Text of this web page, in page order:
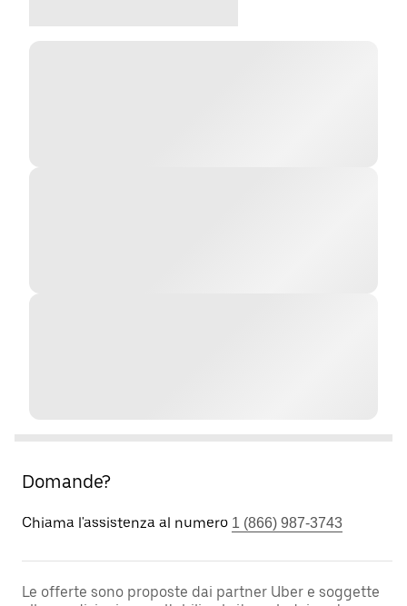
Domande?
Chiama l'assistenza al numero 1 (866) 987-3743
Le offerte sono proposte dai partner Uber e soggette